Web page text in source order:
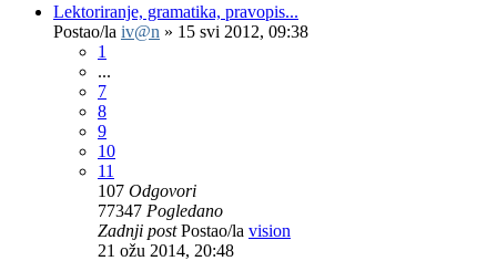
Lektoriranje, gramatika, pravopis...
Postao/la iv@n » 15 svi 2012, 09:38
1
...
7
8
9
10
11
107 Odgovori
77347 Pogledano
Zadnji postPostao/la vision
21 ožu 2014, 20:48